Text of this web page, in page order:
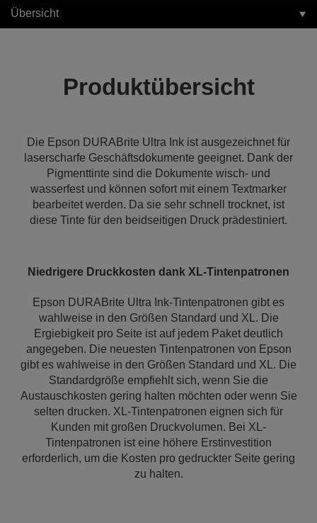
Übersicht
Produktübersicht
Die Epson DURABrite Ultra Ink ist ausgezeichnet für
laserscharfe Geschäftsdokumente geeignet. Dank der
Pigmenttinte sind die Dokumente wisch- und
wasserfest und können sofort mit einem Textmarker
bearbeitet werden. Da sie sehr schnell trocknet, ist
diese Tinte für den beidseitigen Druck prädestiniert.
Niedrigere Druckkosten dank XL-Tintenpatronen
Epson DURABrite Ultra Ink-Tintenpatronen gibt es
wahlweise in den Größen Standard und XL. Die
Ergiebigkeit pro Seite ist auf jedem Paket deutlich
angegeben. Die neuesten Tintenpatronen von Epson
gibt es wahlweise in den Größen Standard und XL. Die
Standardgröße empfiehlt sich, wenn Sie die
Austauschkosten gering halten möchten oder wenn Sie
selten drucken. XL-Tintenpatronen eignen sich für
Kunden mit großen Druckvolumen. Bei XL-
Tintenpatronen ist eine höhere Erstinvestition
erforderlich, um die Kosten pro gedruckter Seite gering
zu halten.